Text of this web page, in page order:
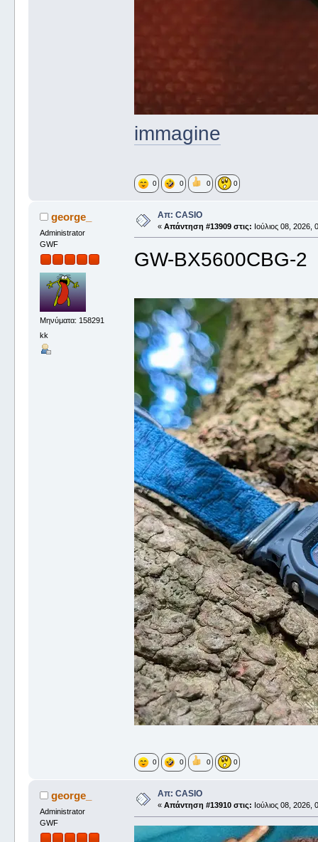
immagine
0 0 0 0
george_
Administrator
GWF
Μηνύματα: 158291
kk
Απ: CASIO
« Απάντηση #13909 στις: Ιούλιος 08, 2026,
GW-BX5600CBG-2
0 0 0 0
george_
Administrator
GWF
Απ: CASIO
« Απάντηση #13910 στις: Ιούλιος 08, 2026,